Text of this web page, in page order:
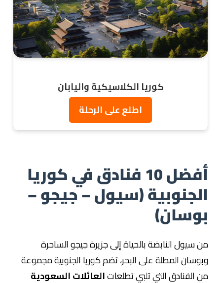
كوريا الكلاسيكية واليابان
اطلع على الرحلة
أفضل 10 فنادق في كوريا
الجنوبية (سيول – جيجو –
بوسان)
من سيول النابضة بالحياة إلى جزيرة جيجو الساحرة
وبوسان المطلة على البحر، تضم كوريا الجنوبية مجموعة
من الفنادق التي تلبي تطلعاتالعائلات السعودية